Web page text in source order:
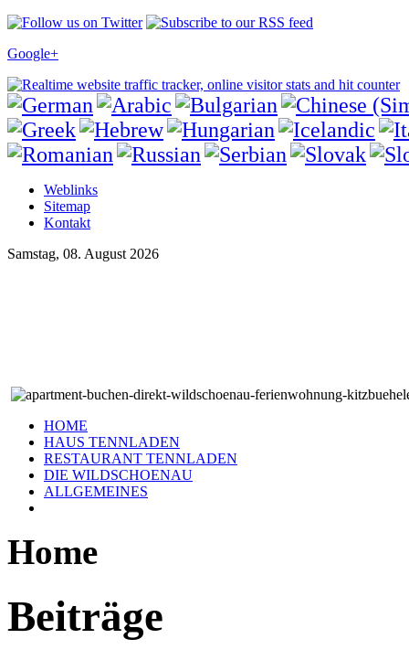
Google+
Weblinks
Sitemap
Kontakt
Samstag, 08. August 2026
HOME
HAUS TENNLADEN
RESTAURANT TENNLADEN
DIE WILDSCHOENAU
ALLGEMEINES
Home
Beiträge